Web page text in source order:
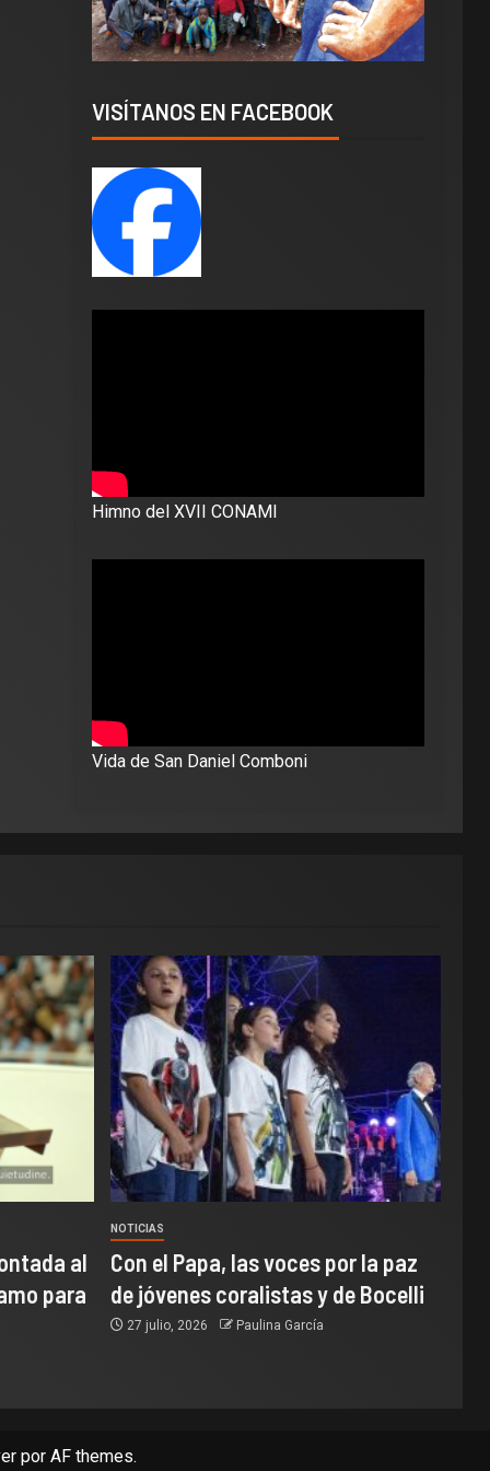
VISÍTANOS EN FACEBOOK
Himno del XVII CONAMI
Vida de San Daniel Comboni
al
para
NOTICIAS
Con el Papa, las voces por la paz
de jóvenes coralistas y de Bocelli
27 julio, 2026 Paulina García
por AF themes.